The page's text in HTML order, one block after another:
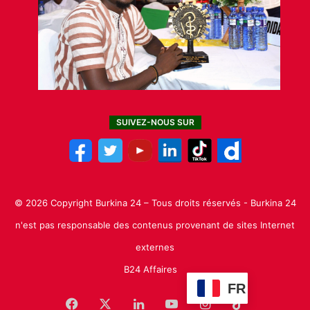
SUIVEZ-NOUS SUR
© 2026 Copyright Burkina 24 – Tous droits réservés - Burkina 24
n'est pas responsable des contenus provenant de sites Internet
externes
B24 Affaires
FR
Facebook LinkedinYouTubeInstagram
TikTok